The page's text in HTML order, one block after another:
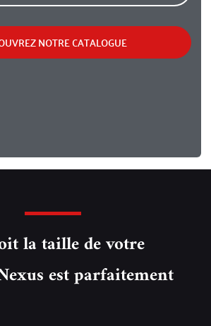
NOTRE CATALOGUE
la taille de votre
est parfaitement